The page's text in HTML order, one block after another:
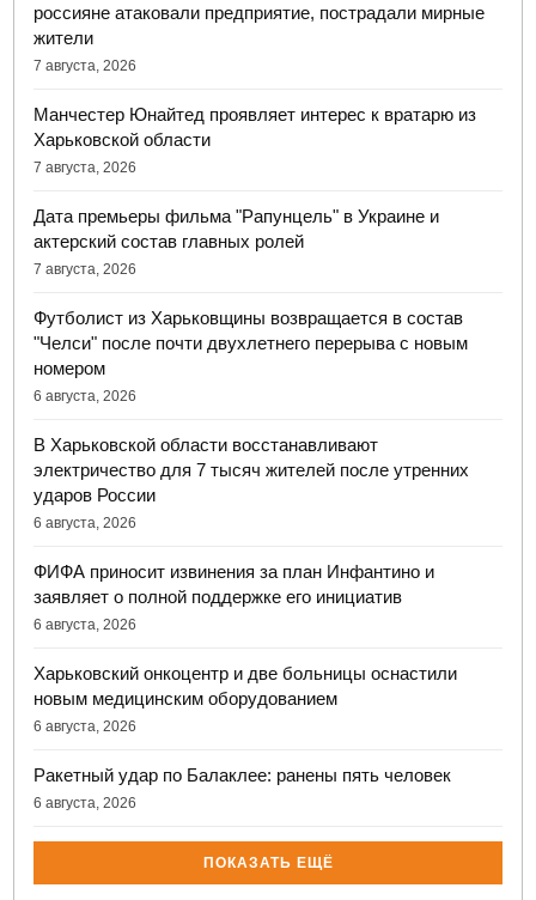
россияне атаковали предприятие, пострадали мирные
жители
7 августа, 2026
Манчестер Юнайтед проявляет интерес к вратарю из
Харьковской области
7 августа, 2026
Дата премьеры фильма "Рапунцель" в Украине и
актерский состав главных ролей
7 августа, 2026
Футболист из Харьковщины возвращается в состав
"Челси" после почти двухлетнего перерыва с новым
номером
6 августа, 2026
В Харьковской области восстанавливают
электричество для 7 тысяч жителей после утренних
ударов России
6 августа, 2026
ФИФА приносит извинения за план Инфантино и
заявляет о полной поддержке его инициатив
6 августа, 2026
Харьковский онкоцентр и две больницы оснастили
новым медицинским оборудованием
6 августа, 2026
Ракетный удар по Балаклее: ранены пять человек
6 августа, 2026
ПОКАЗАТЬ ЕЩЁ